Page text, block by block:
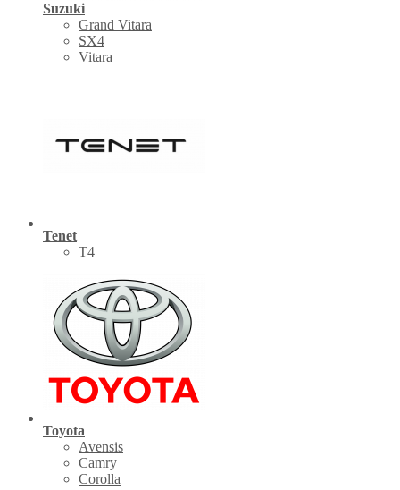
Suzuki
Grand Vitara
SX4
Vitara
Tenet
Т4
Toyota
Avensis
Camry
Corolla